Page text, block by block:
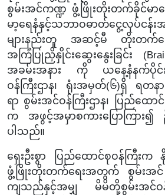
စွမ်းအင်ကဏ္ဍ ဖွံ့ဖြိုးတိုးတက်ခိုင်မာ
မာ့ရေနံနှင့်သဘာဝဓာတ်ငွေ့လုပ်ငန်း
များနည်းတူ အဆင့်မီ တိုးတ
အကြံပြုညှိနှိုင်းဆွေးနွေးခြင်း (
အခမ်းအနား ကို ယနေ့နံနက်ပိုင်
ဝန်ကြီးဌာန၊ ရုံးအမှတ်(၆)ရှိ ရတနာ
ရာ စွမ်းအင်ဝန်ကြီးဌာန၊ ပြည်ထေ
က အဖွင့်အမှာစကားပြောကြား၍
ပါသည်။
ရှေးဦးစွာ ပြည်ထောင်စုဝန်ကြီးက
ဖွံ့ဖြိုးတိုးတက်ရေးအတွက် စွမ်းအ
ကျသည်နှင့်အမျှ မိမိတို့စွမ်းအင်ဝ